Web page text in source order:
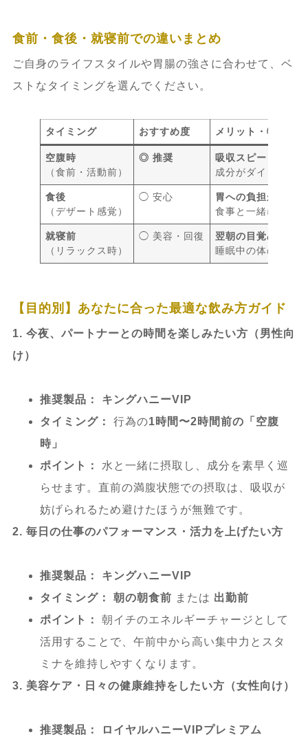
食前・食後・就寝前での違いまとめ
ご自身のライフスタイルや胃腸の強さに合わせて、ベ
ストなタイミングを選んでください。
タイミング おすすめ度 メリット・特徴
空腹時
（食前・活動前）
◎ 推奨 吸収スピードNo.1
成分がダイレクト
食後
（デザート感覚）
◯ 安心
胃への負担が最小限
食事と一緒に消化
就寝前
（リラックス時）
◯ 美容・回復
翌朝の目覚めが変
睡眠中の体の修復
【目的別】あなたに合った最適な飲み方ガイド
1. 今夜、パートナーとの時間を楽しみたい方（男性向
け）
推奨製品：
キングハニーVIP
タイミング：
行為の1時間〜2時間前の「空腹
時」
ポイント：
水と一緒に摂取し、成分を素早く巡
らせます。直前の満腹状態での摂取は、吸収が
妨げられるため避けたほうが無難です。
2. 毎日の仕事のパフォーマンス・活力を上げたい方
推奨製品：
キングハニーVIP
タイミング：
朝の朝食前 または 出勤前
ポイント：
朝イチのエネルギーチャージとして
活用することで、午前中から高い集中力とスタ
ミナを維持しやすくなります。
3. 美容ケア・日々の健康維持をしたい方（女性向け）
推奨製品： ロイヤルハニーVIPプレミアム